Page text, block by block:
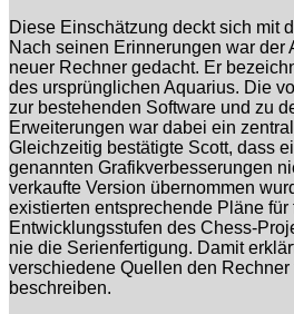
Diese Einschätzung deckt sich mit
Nach seinen Erinnerungen war der
neuer Rechner gedacht. Er
des ursprünglichen Aquarius. Die
zur bestehenden Software und zu
Erweiterungen war dabei ein
Gleichzeitig bestätigte Scott, dass
genannten Grafikverbesserungen
verkaufte Version übernommen
existierten entsprechende Pläne für
Entwicklungsstufen des Chess-
nie die Serienfertigung. Damit
verschiedene Quellen den
beschreiben.